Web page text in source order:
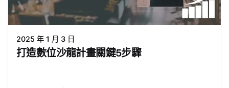
2025 年 1 月 3 日
打造數位沙龍計畫關鍵5步驟